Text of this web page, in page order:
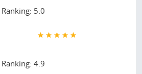
Ranking: 5.0
Ranking: 4.9